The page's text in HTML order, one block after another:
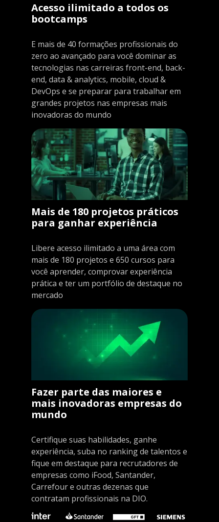
Acesso ilimitado a todos os
bootcamps
E mais de 40 formações profissionais do
zero ao avançado para você dominar as
tecnologias nas carreiras front-end, back-
end, data & analytics, mobile, cloud &
DevOps e se preparar para trabalhar em
grandes projetos nas empresas mais
inovadoras do mundo
Mais de 180 projetos práticos
para ganhar experiência
Libere acesso ilimitado a uma área com
mais de 180 projetos e 650 cursos para
você aprender, comprovar experiência
prática e ter um portfólio de destaque no
mercado
Fazer parte das maiores e
mais inovadoras empresas do
mundo
Certifique suas habilidades, ganhe
experiência, suba no ranking de talentos e
fique em destaque para recrutadores de
empresas como iFood, Santander,
Carrefour e outras dezenas que
contratam profissionais na DIO.